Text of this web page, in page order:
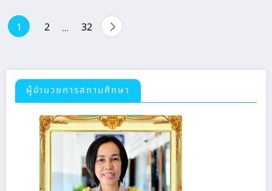
1 2 … 32
ผู้อำนวยการสถานศึกษา